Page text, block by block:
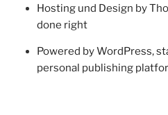
Hosting und Design by
done right
Powered by WordPress,
personal publishing